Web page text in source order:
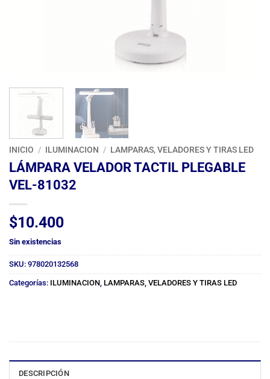
INICIO / ILUMINACION / LAMPARAS, VELADORES Y TIRAS LED
LÁMPARA VELADOR TACTIL PLEGABLE
VEL-81032
$10.400
Sin existencias
SKU: 978020132568
Categorías: ILUMINACION LAMPARAS, VELADORES Y TIRAS LED
DESCRIPCIÓN